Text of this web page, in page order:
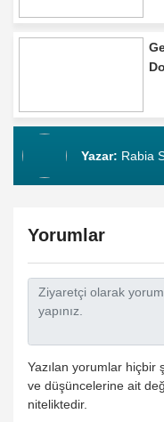
Yazar: Rabia
Yorumlar
Yazılan yorumlar hiçbir
ve düşüncelerine ait
niteliktedir.